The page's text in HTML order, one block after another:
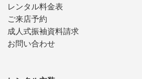
レンタル料金表
ご来店予約
成人式振袖資料請求
お問い合わせ